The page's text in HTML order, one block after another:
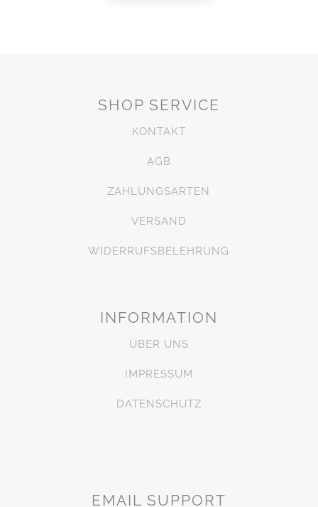
SHOP SERVICE
KONTAKT
AGB
ZAHLUNGSARTEN
VERSAND
WIDERRUFSBELEHRUNG
INFORMATION
ÜBER UNS
IMPRESSUM
DATENSCHUTZ
EMAIL SUPPORT